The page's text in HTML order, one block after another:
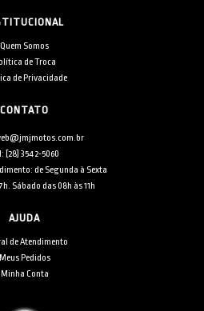
Quem Somos
de Troca
de Privacidade
CONTATO
[28] 3542-5060
de Segunda à Sexta
Sábado das 08h às 11h
AJUDA
de Atendimento
Meus Pedidos
Minha Conta